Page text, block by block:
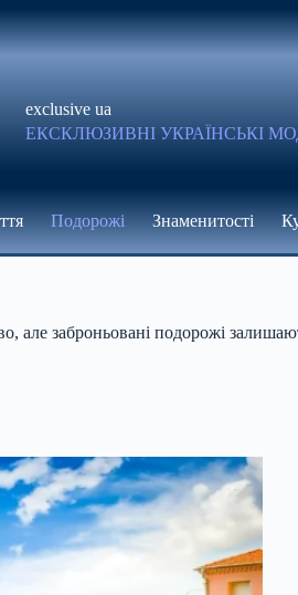
exclusive ua
ЕКСКЛЮЗИВНІ УКРАЇНСЬКІ
Подорожі Знаменитості
але заброньовані подорожі